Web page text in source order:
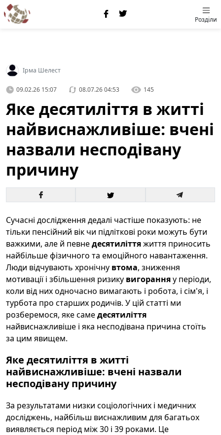
Розділи
Ірма Шелест
09.02.26 15:07 08.07.26 04:53 145
Яке десятиліття в житті
найвиснажливіше: вчені
назвали несподівану
причину
Сучасні дослідження дедалі частіше показують: не
тільки пенсійний вік чи підліткові роки можуть бути
важкими, але й певнедесятиліттяжиття приносить
найбільше фізичного та емоційного навантаження.
Люди відчувають хронічну втома, зниження
мотивації і збільшення ризику вигоранняу періоди,
коли від них одночасно вимагають і робота, і сім'я, і
турбота про старших родичів. У цій статті ми
розберемося, яке самедесятиліття
найвиснажливіше і яка несподівана причина стоїть
за цим явищем.
Яке десятиліття в житті
найвиснажливіше: вчені назвали
несподівану причину
За результатами низки соціологічних і медичних
досліджень, найбільш виснажливим для багатьох
виявляється період між 30 і 39 роками. Це